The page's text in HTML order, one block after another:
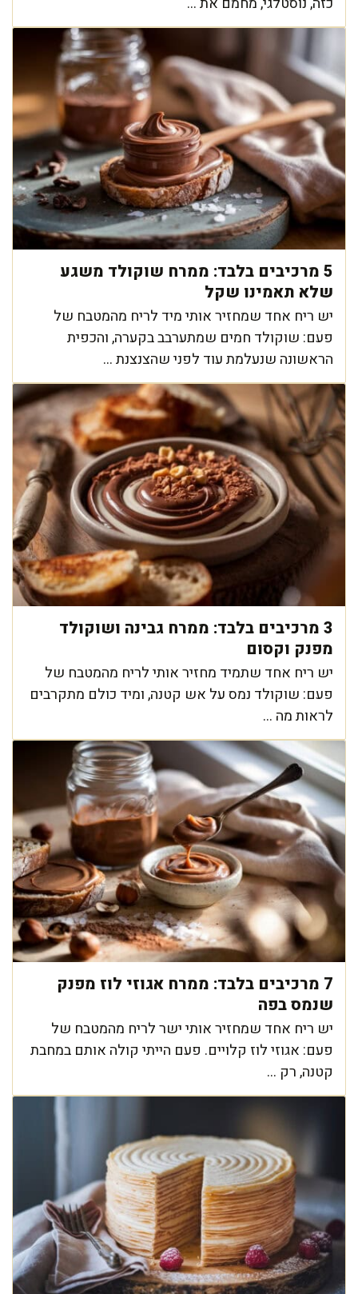
5 מרכיבים בלבד: ממרח שוקולד משגע
שלא תאמינו שקל
יש ריח אחד שמחזיר אותי מיד לריח מהמטבח של
פעם: שוקולד חמים שמתערבב בקערה, והכפית
הראשונה שנעלמת עוד לפני שהצנצנת ...
3 מרכיבים בלבד: ממרח גבינה ושוקולד
מפנק וקסום
יש ריח אחד שתמיד מחזיר אותי לריח מהמטבח של
פעם: שוקולד נמס על אש קטנה, ומיד כולם מתקרבים
לראות מה ...
7 מרכיבים בלבד: ממרח אגוזי לוז מפנק
שנמס בפה
יש ריח אחד שמחזיר אותי ישר לריח מהמטבח של
פעם: אגוזי לוז קלויים. פעם הייתי קולה אותם במחבת
קטנה, רק ...